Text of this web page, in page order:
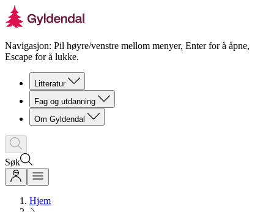
Navigasjon: Pil høyre/venstre mellom menyer, Enter for å åpne,
Escape for å lukke.
Litteratur
Fag og utdanning
Om Gyldendal
Søk
Hjem